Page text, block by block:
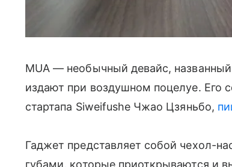
MUA— необычный девайс,
издают при воздушном поцелуе. Его
стартапа Siweifushe Чжао Цзяньбо,
Гаджет представляет собой чехол-
губами, которые приоткрываются и